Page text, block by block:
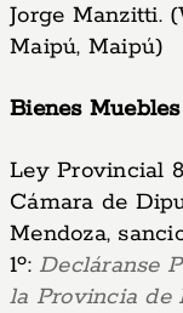
Jorge Manzitti.
Maipú, Maipú)
Bienes
Ley Provincial
Cámara de
Mendoza,
1º: Decláranse
la Provincia de